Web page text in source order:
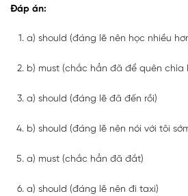
Đáp án:
a) should (đáng lẽ nên học nhiều
b) must (chắc hẳn đã để quên chìa
a) should (đáng lẽ đã đến rồi)
b) should (đáng lẽ nên nói với tôi
a) must (chắc hẳn đã đắt)
a) should (đáng lẽ nên đi taxi)